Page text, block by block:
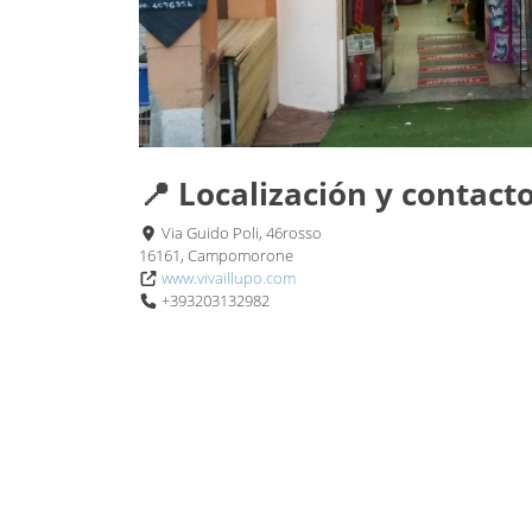
📍 Localización y
Via Guido Poli, 46rosso
16161, Campomorone
www.vivaillupo.com
+393203132982